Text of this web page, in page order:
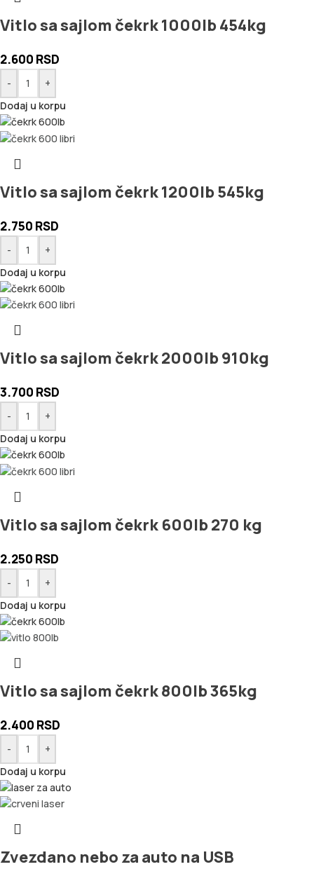
Vitlo sa sajlom čekrk 1000lb 454kg
2.600 RSD
-
+
Dodaj u korpu
Vitlo sa sajlom čekrk 1200lb 545kg
2.750 RSD
-
+
Dodaj u korpu
Vitlo sa sajlom čekrk 2000lb 910kg
3.700 RSD
-
+
Dodaj u korpu
Vitlo sa sajlom čekrk 600lb 270 kg
2.250 RSD
-
+
Dodaj u korpu
Vitlo sa sajlom čekrk 800lb 365kg
2.400 RSD
-
+
Dodaj u korpu
Zvezdano nebo za auto na USB